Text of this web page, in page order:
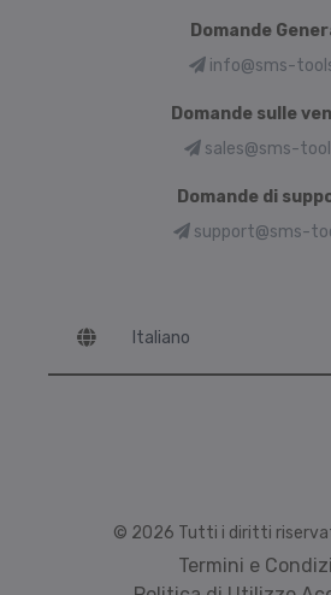
Domande
info@sms-
Domande sulle
sales@sms-
Domande di
support@sms-
© 2026 Tutti i diritti
Termini e